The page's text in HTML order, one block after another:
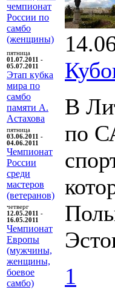
чемпионат
России по
самбо
(женщины)
пятница
01.07.2011 -
05.07.2011
Этап кубка
мира по
самбо
памяти А.
Астахова
пятница
03.06.2011 -
04.06.2011
Чемпионат
России
среди
мастеров
(ветеранов)
четверг
12.05.2011 -
16.05.2011
Чемпионат
Европы
(мужчины,
женщины,
боевое
самбо)
В
по
1